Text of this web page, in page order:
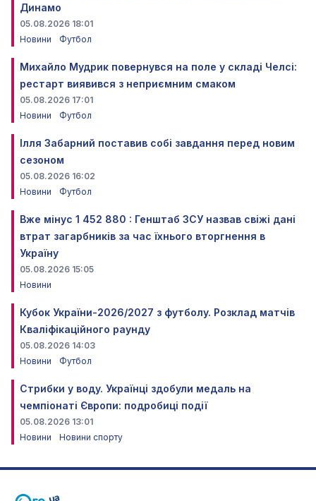
Динамо
05.08.2026 18:01
Новини
Футбол
Михайло Мудрик повернувся на поле у складі Челсі:
рестарт виявився з неприємним смаком
05.08.2026 17:01
Новини
Футбол
Ілля Забарний поставив собі завдання перед новим
сезоном
05.08.2026 16:02
Новини
Футбол
Вже мінус 1 452 880 : Генштаб ЗСУ назвав свіжі дані
втрат загарбників за час їхнього вторгнення в
Україну
05.08.2026 15:05
Новини
Кубок України-2026/2027 з футболу. Розклад матчів
Кваліфікаційного раунду
05.08.2026 14:03
Новини
Футбол
Стрибки у воду. Українці здобули медаль на
чемпіонаті Європи: подробиці події
05.08.2026 13:01
Новини
Новини спорту